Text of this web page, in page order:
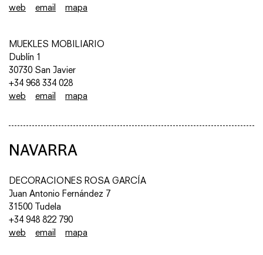
web
email mapa
MUEKLES MOBILIARIO
Dublín 1
30730 San Javier
+34 968 334 028
web
email mapa
NAVARRA
DECORACIONES ROSA GARCÍA
Juan Antonio Fernández 7
31500 Tudela
+34 948 822 790
web
email mapa